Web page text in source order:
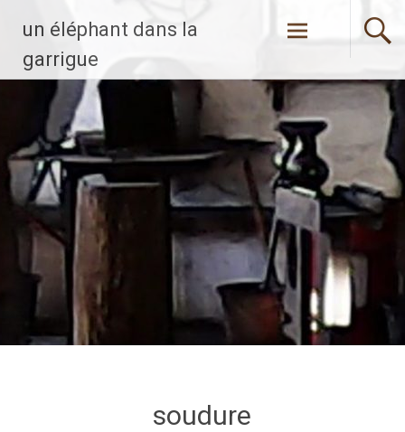
contenu
principal
un éléphant dans la
garrigue
soudure